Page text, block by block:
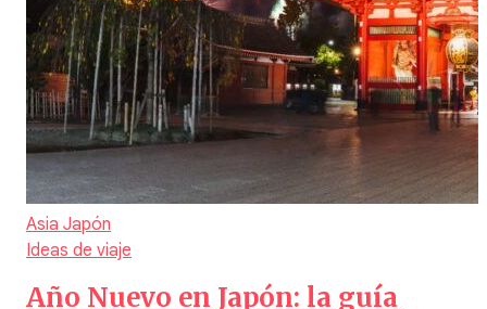
Asia Japón
Ideas de viaje
Año Nuevo en Japón: la guía